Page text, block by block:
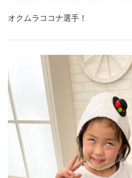
オクムラココナ選手！